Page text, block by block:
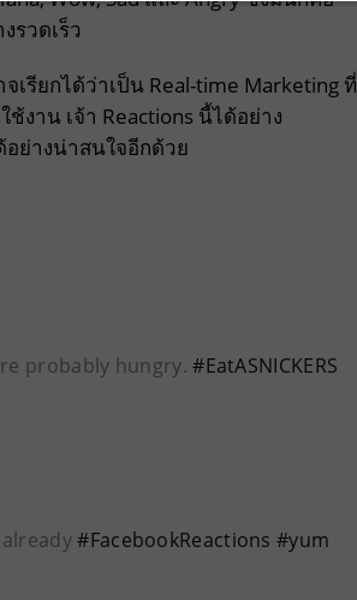
รวดเร็ว
เรียกได้ว่าเป็น Real-time Marketing ที่
งาน เจ้า Reactions นี้ได้อย่าง
อย่างน่าสนใจอีกด้วย
probably hungry.#EatASNICKERS
already#FacebookReactions #yum